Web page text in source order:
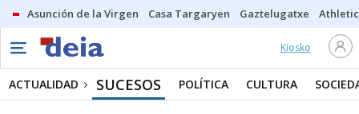
Asunción de la Virgen Casa Targaryen Gaztelugatxe Athletic
Kiosko
ACTUALIDAD SUCESOS POLÍTICA CULTURA